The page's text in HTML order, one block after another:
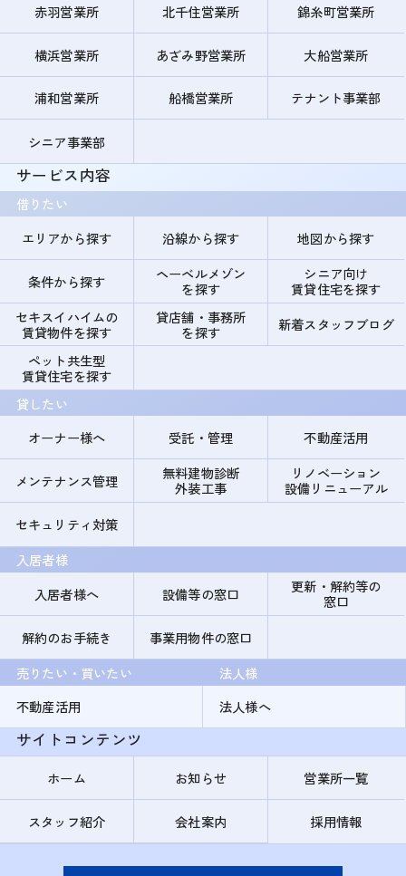
赤羽営業所 北千住営業所 錦糸町営業所
横浜営業所 あざみ野営業所 大船営業所
浦和営業所 船橋営業所 テナント事業部
シニア事業部
サービス内容
借りたい
エリアから探す
沿線から探す 地図から探す
条件から探す
ヘーベルメゾン
を探す
シニア向け
賃貸住宅を探す
セキスイハイムの
賃貸物件を探す
貸店舗・事務所
を探す
新着スタッフブログ
ペット共生型
賃貸住宅を探す
貸したい
オーナー様へ
受託・管理 不動産活用
メンテナンス管理
無料建物診断
外装工事
リノベーション
設備リニューアル
セキュリティ対策
入居者様
入居者様へ
設備等の窓口
更新・解約等の
窓口
解約のお手続き
事業用物件の窓口
売りたい・買いたい
不動産活用
法人様
法人様へ
サイトコンテンツ
ホーム お知らせ 営業所一覧
スタッフ紹介 会社案内 採用情報